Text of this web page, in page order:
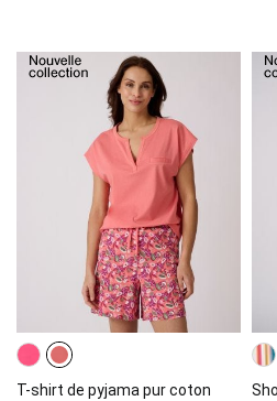
T-shirt de pyjama pur coton